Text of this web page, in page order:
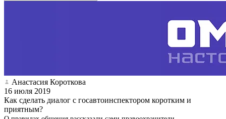
Анастасия Короткова
16 июля 2019
Как сделать диалог с госавтоинспектором коротким и
приятным?